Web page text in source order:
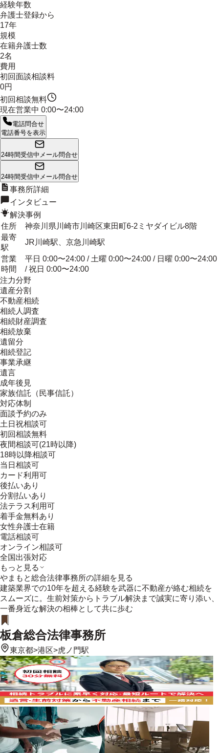
経験年数
弁護士登録から
17年
規模
在籍弁護士数
2名
費用
初回面談相談料
0円
初回相談無料
現在営業中 0:00〜24:00
電話問合せ
電話番号を表示
24時間受信中 メール問合せ
24時間受信中 メール問合せ
事務所詳細
インタビュー
解決事例
住所
神奈川県川崎市川崎区東田町6-2ミヤダイビル8階
最寄
駅
JR川崎駅、京急川崎駅
営業
時間
平日 0:00〜24:00 / 土曜 0:00〜24:00 / 日曜 0:00〜24:00
/ 祝日 0:00〜24:00
注力分野
遺産分割
不動産相続
相続人調査
相続財産調査
相続放棄
遺留分
相続登記
事業承継
遺言
成年後見
家族信託（民事信託）
対応体制
面談予約のみ
土日祝相談可
初回相談無料
夜間相談可(21時以降)
18時以降相談可
当日相談可
カード利用可
後払いあり
分割払いあり
法テラス利用可
着手金無料あり
女性弁護士在籍
電話相談可
オンライン相談可
全国出張対応
もっと見る
やまもと総合法律事務所の詳細を見る
建築業界での10年を超える経験を武器に不動産が絡む相続を
スムーズに。生前対策からトラブル解決まで誠実に寄り添い、
一番身近な解決の相棒として共に歩む
板倉総合法律事務所
東京都>港区>虎ノ門駅